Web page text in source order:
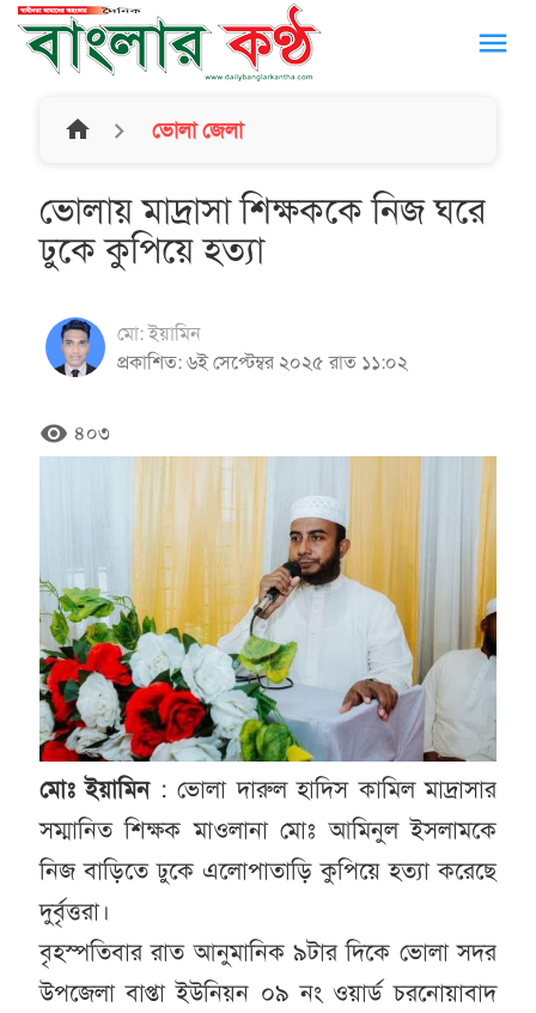
menu
home ভোলা জেলা
ভোলায় মাদ্রাসা শিক্ষককে নিজ ঘরে
ঢুকে কুপিয়ে হত্যা
মো: ইয়ামিন
প্রকাশিত: ৬ই সেপ্টেম্বর ২০২৫ রাত ১১:০২
remove_red_eye ৪০৩
মোঃ ইয়ামিন: ভোলা দারুল হাদিস কামিল মাদ্রাসার
সম্মানিত শিক্ষক মাওলানা মোঃ আমিনুল ইসলামকে
নিজ বাড়িতে ঢুকে এলোপাতাড়ি কুপিয়ে হত্যা করেছে
দুর্বৃত্তরা।
বৃহস্পতিবার রাত আনুমানিক ৯টার দিকে ভোলা সদর
উপজেলা বাপ্তা ইউনিয়ন ০৯ নং ওয়ার্ড চরনোয়াবাদ